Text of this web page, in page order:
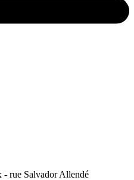
- rue Salvador Allendé